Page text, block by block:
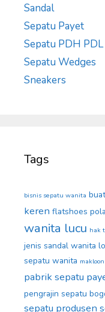
Sandal
Sepatu Payet
Sepatu PDH PDL
Sepatu Wedges
Sneakers
Tags
bisnis sepatu wanita
keren flatshoes pola
wanita lucu hak
jenis sandal wanita
sepatu wanita
pabrik sepatu
pengrajin sepatu
sepatu produsen